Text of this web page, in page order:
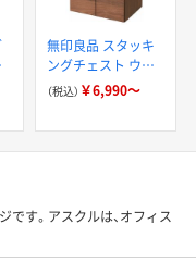
無印良品 スタッキ
ングチェスト ウォ
ールナット材突板
（税込） ￥6,990～
です。アスクルは、オフィス